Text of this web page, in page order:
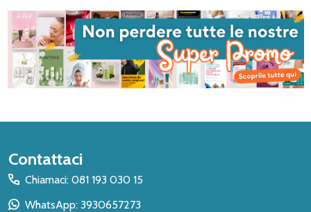
Inizio
del
piè
Contattaci
Chiamaci: 081 193 030 15
WhatsApp: 3930657273